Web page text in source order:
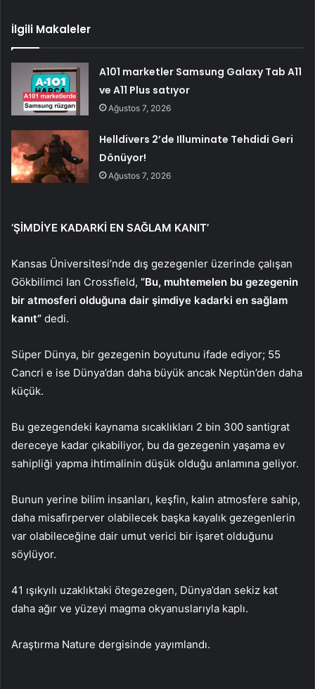
İlgili Makaleler
A101 marketler Samsung Galaxy Tab A11
ve A11 Plus satıyor
Ağustos 7, 2026
Helldivers 2’de Illuminate Tehdidi Geri
Dönüyor!
Ağustos 7, 2026
‘ŞİMDİYE KADARKİ EN SAĞLAM KANIT’
Kansas Üniversitesi’nde dış gezegenler üzerinde çalışan
Gökbilimci Ian Crossfield, “Bu, muhtemelen bu gezegenin
bir atmosferi olduğuna dair şimdiye kadarki en sağlam
kanıt” dedi.
Süper Dünya, bir gezegenin boyutunu ifade ediyor; 55
Cancri e ise Dünya’dan daha büyük ancak Neptün’den daha
küçük.
Bu gezegendeki kaynama sıcaklıkları 2 bin 300 santigrat
dereceye kadar çıkabiliyor, bu da gezegenin yaşama ev
sahipliği yapma ihtimalinin düşük olduğu anlamına geliyor.
Bunun yerine bilim insanları, keşfin, kalın atmosfere sahip,
daha misafirperver olabilecek başka kayalık gezegenlerin
var olabileceğine dair umut verici bir işaret olduğunu
söylüyor.
41 ışıkyılı uzaklıktaki ötegezegen, Dünya’dan sekiz kat
daha ağır ve yüzeyi magma okyanuslarıyla kaplı.
Araştırma Nature dergisinde yayımlandı.